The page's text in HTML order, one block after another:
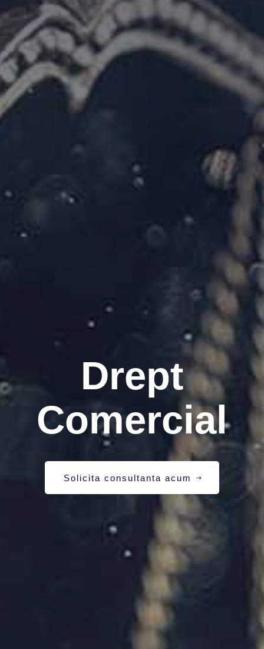
Drept
Comercial
Solicita consultanta acum